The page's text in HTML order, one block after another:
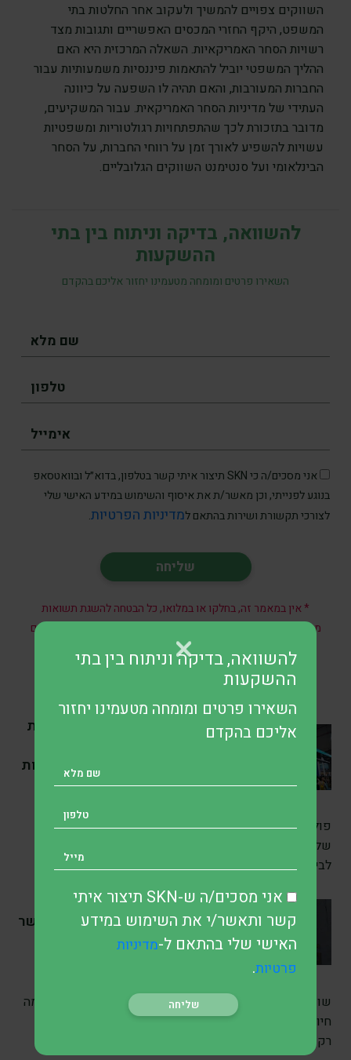
השווקים צפויים להמשיך ולעקוב אחר החלטות בתי
המשפט, היקף החזרי המכסים האפשריים ותגובות מצד
רשויות הסחר האמריקאיות. השאלה המרכזית היא האם
ההליך המשפטי יוביל להתאמות פיננסיות משמעותיות עבור
החברות המעורבות, והאם תהיה לו השפעה על כיוונה
העתידי של מדיניות הסחר האמריקאית. עבור המשקיעים,
מדובר בתזכורת לכך שהתפתחויות רגולטוריות ומשפטיות
עשויות להשפיע לאורך זמן על רווחי החברות, על הסחר
הבינלאומי ועל סנטימנט השווקים הגלובליים.
להשוואה, בדיקה וניתוח בין בתי
ההשקעות
השאירו פרטים ומומחה מטעמינו יחזור אליכם בהקדם
אני מסכים/ה כי SKN תיצור איתי קשר בטלפון, בדוא״ל ובוואטסאפ
בנוגע לפנייתי, וכן מאשר/ת את איסוף והשימוש במידע האישי שלי
לצורכי תקשורת ושירות בהתאם למדיניות הפרטיות.
* אין במאמר זה, בחלקו או במלואו, כל הבטחה להשגת תשואות
מהשקעות ואין האמור בו מהווה ייעוץ מקצועי לבצע השקעות בתחום
כזה או אחר.
SKN | פולקסווגן ניצבת
המשפחות השולטות דורשות
תוכנית התייעלות מקיפה
פולקסווגן נכנסת לשלב מכריע בתהליך השינוי האסטרטגי
שלה, לאחר שבעלי השליטה בחברה החריפו את הקריאות
לביצוע מהלך התייעלות משמעותי במטרה
SKN | שוקי המניות
באירופה ננעלו בעליות כאשר
תיאבון המשקיעים לסיכון
שוקי המניות באירופה סיימו את יום המסחר ביום שישי במגמה
חיובית, כאשר כל המדדים המרכזיים באזור רשמו עליות על
רקע
להשוואה, בדיקה וניתוח בין בתי
ההשקעות
השאירו פרטים ומומחה מטעמינו יחזור
אליכם בהקדם
אני מסכים/ה ש-SKN תיצור איתי
קשר ותאשר/י את השימוש במידע
האישי שלי בהתאם ל-מדיניות
פרטיות.